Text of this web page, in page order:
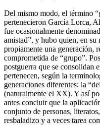
Del mismo modo, el término
pertenecieron García Lorca,
fue ocasionalmente
amistad”, y hubo quien, en
propiamente una generación,
comprometida de “grupo”.
postguerra que se consolidan
pertenecen, según la
generaciones diferentes: la
(naturalmente el XX). Y así
antes concluir que la
conjunto de personas,
resbaladizo y a veces tarea